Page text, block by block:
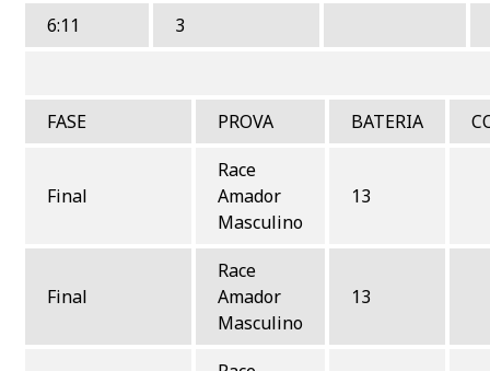
6:11
3
FASE
PROVA BATERIA
Final
Race
Amador
Masculino
13
Final
Race
Amador
Masculino
13